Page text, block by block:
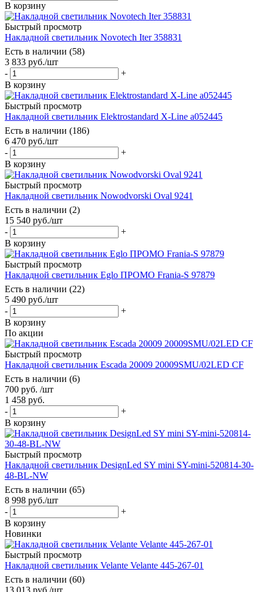
В корзину
Быстрый просмотр
Накладной светильник Novotech Iter 358831
Есть в наличии (58)
3 833 руб./шт
-
+
В корзину
Быстрый просмотр
Накладной светильник Elektrostandard X-Line a052445
Есть в наличии (186)
6 470 руб./шт
-
+
В корзину
Быстрый просмотр
Накладной светильник Nowodvorski Oval 9241
Есть в наличии (2)
15 540 руб./шт
-
+
В корзину
Быстрый просмотр
Накладной светильник Eglo ПРОМО Frania-S 97879
Есть в наличии (22)
5 490 руб./шт
-
+
В корзину
По акции
Быстрый просмотр
Накладной светильник Escada 20009 20009SMU/02LED CF
Есть в наличии (6)
700 руб. /шт
1 458 руб.
-
+
В корзину
Быстрый просмотр
Накладной светильник DesignLed SY mini SY-mini-520814-30-
48-BL-NW
Есть в наличии (65)
8 998 руб./шт
-
+
В корзину
Новинки
Быстрый просмотр
Накладной светильник Velante Velante 445-267-01
Есть в наличии (60)